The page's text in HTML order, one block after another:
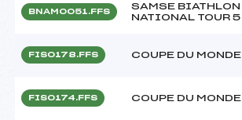
BNAM0051.FFS
SAMSE BIATHLON
NATIONAL TOUR 5
FIS0178.FFS COUPE DU MONDE
FIS0174.FFS COUPE DU MONDE